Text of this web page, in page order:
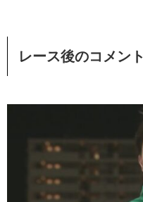
レース後のコメント